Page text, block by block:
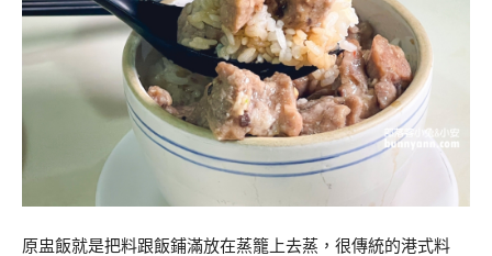
原盅飯就是把料跟飯鋪滿放在蒸籠上去蒸，很傳統的港式料